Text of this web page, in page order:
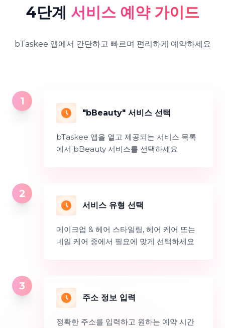
4단계 서비스 예약 가이드
bTaskee 앱에서 간단하고 빠르며 편리하게 예약하세요
1
"bBeauty" 서비스 선택
bTaskee 앱을 열고 제공되는 서비스 목록
에서 bBeauty 서비스를 선택하세요
2
서비스 유형 선택
메이크업 & 헤어 스타일링, 헤어 케어 또는
네일 케어 중에서 필요에 맞게 선택하세요
3
주소 정보 입력
정확한 주소를 입력하고 원하는 예약 시간